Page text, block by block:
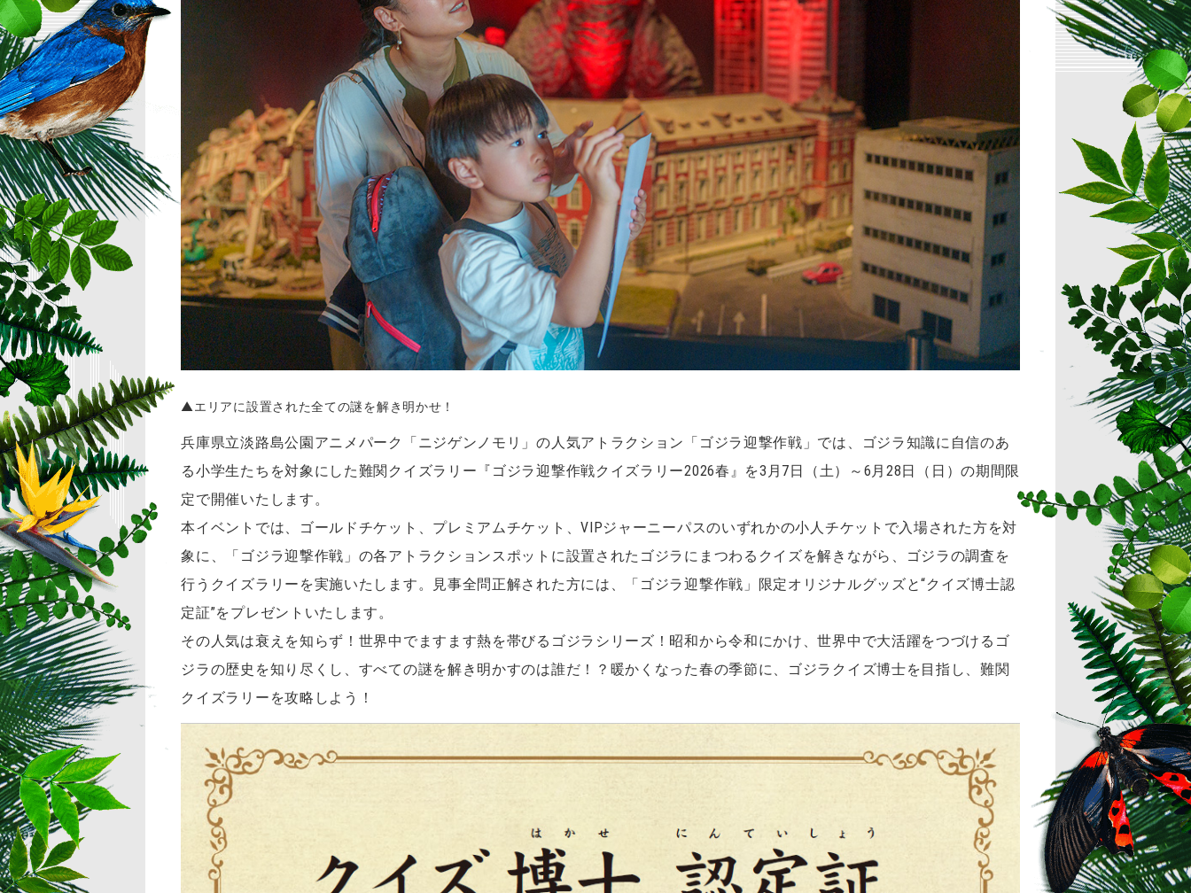
▲エリアに設置された全ての謎を解き明かせ！
兵庫県立淡路島公園アニメパーク「ニジゲンノモリ」の人気アトラクション「ゴジラ迎撃作戦」では、ゴジラ知識に自信のあ
る小学生たちを対象にした難関クイズラリー『ゴジラ迎撃作戦クイズラリー2026春』を3月7日（土）～6月28日（日）の期間限
定で開催いたします。
本イベントでは、ゴールドチケット、プレミアムチケット、VIPジャーニーパスのいずれかの小人チケットで入場された方を対
象に、「ゴジラ迎撃作戦」の各アトラクションスポットに設置されたゴジラにまつわるクイズを解きながら、ゴジラの調査を
行うクイズラリーを実施いたします。見事全問正解された方には、「ゴジラ迎撃作戦」限定オリジナルグッズと“クイズ博士認
定証”をプレゼントいたします。
その人気は衰えを知らず！世界中でますます熱を帯びるゴジラシリーズ！昭和から令和にかけ、世界中で大活躍をつづけるゴ
ジラの歴史を知り尽くし、すべての謎を解き明かすのは誰だ！？暖かくなった春の季節に、ゴジラクイズ博士を目指し、難関
クイズラリーを攻略しよう！